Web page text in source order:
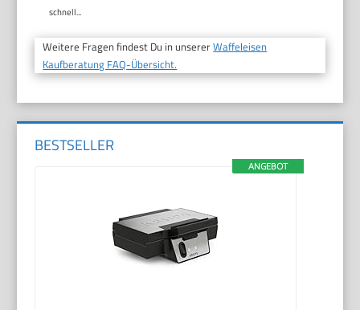
schnell...
Weitere Fragen findest Du in unsererWaffeleisen
Kaufberatung FAQ-Übersicht.
BESTSELLER
ANGEBOT